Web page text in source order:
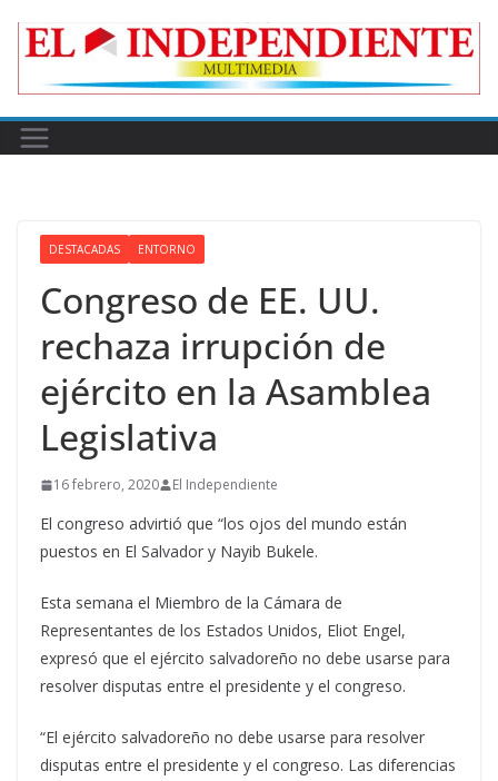
DESTACADAS ENTORNO
Congreso de EE. UU.
rechaza irrupción de
ejército en la Asamblea
Legislativa
16 febrero, 2020 El Independiente
El congreso advirtió que “los ojos del mundo están
puestos en El Salvador y Nayib Bukele.
Esta semana el Miembro de la Cámara de
Representantes de los Estados Unidos, Eliot Engel,
expresó que el ejército salvadoreño no debe usarse para
resolver disputas entre el presidente y el congreso.
“El ejército salvadoreño no debe usarse para resolver
disputas entre el presidente y el congreso. Las diferencias